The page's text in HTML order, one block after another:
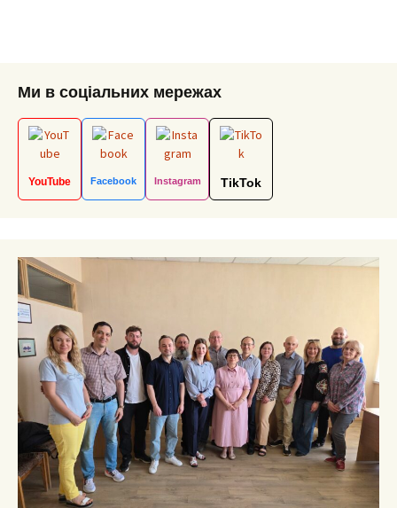
Ми в соціальних мережах
YouTube Facebook Instagram TikTok